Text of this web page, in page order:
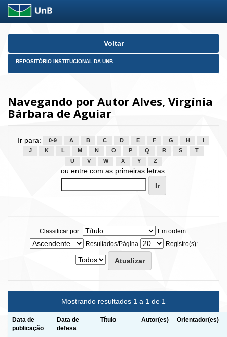
Skip
Voltar
REPOSITÓRIO INSTITUCIONAL DA UNB
Navegando por Autor Alves, Virgínia
Bárbara de Aguiar
Ir para: 0-9 A B C D E F G H
J
K L M N O P Q R S
T
U
V W X Y Z
ou entre com as primeiras letras:
Classificar por:
Em ordem:
Resultados/Página
Registro(s):
Mostrando resultados 1 a 1 de 1
Data de
publicação
Data de
defesa
Título Autor(es) Orientador(es)